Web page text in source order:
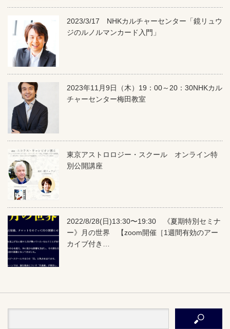
2023/3/17 NHKカルチャーセンター「鏡リュウ
ジのルノルマンカード入門」
2023年11月9日（木）19：00～20：30NHKカル
チャーセンター梅田教室
東京アストロロジー・スクール オンライン特
別公開講座
2022/8/28(日)13:30〜19:30 《夏期特別セミナ
ー》月の世界 【zoom開催［1週間有効のアー
カイブ付き…